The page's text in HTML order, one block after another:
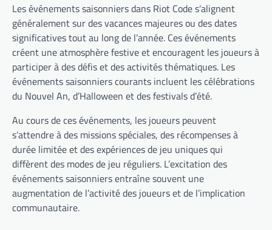
Les événements saisonniers dans Riot Code s’alignent
généralement sur des vacances majeures ou des dates
significatives tout au long de l’année. Ces événements
créent une atmosphère festive et encouragent les joueurs à
participer à des défis et des activités thématiques. Les
événements saisonniers courants incluent les célébrations
du Nouvel An, d’Halloween et des festivals d’été.
Au cours de ces événements, les joueurs peuvent
s’attendre à des missions spéciales, des récompenses à
durée limitée et des expériences de jeu uniques qui
diffèrent des modes de jeu réguliers. L’excitation des
événements saisonniers entraîne souvent une
augmentation de l’activité des joueurs et de l’implication
communautaire.